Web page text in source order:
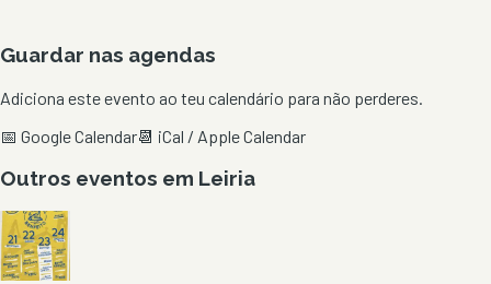
Guardar nas agendas
Adiciona este evento ao teu calendário para não perderes.
📅 Google Calendar📆 iCal / Apple Calendar
Outros eventos em Leiria